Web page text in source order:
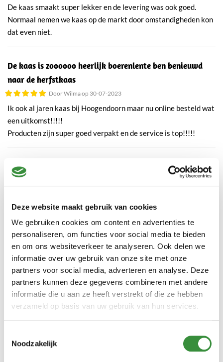
Deze website maakt gebruik van cookies
We gebruiken cookies om content en advertenties te
personaliseren, om functies voor social media te bieden
en om ons websiteverkeer te analyseren. Ook delen we
informatie over uw gebruik van onze site met onze
partners voor social media, adverteren en analyse. Deze
partners kunnen deze gegevens combineren met andere
informatie die u aan ze heeft verstrekt of die ze hebben
verzameld op basis van uw gebruik van hun services.
Noodzakelijk
De kaas smaakt super lekker en de levering was ook goed.
Normaal nemen we kaas op de markt door omstandigheden kon
dat even niet.
De kaas is zoooooo heerlijk boerenlente ben benieuwd
naar de herfstkaas
Door Wilma op 30-07-2023
Ik ook al jaren kaas bij Hoogendoorn maar nu online besteld wat
een uitkomst!!!!!
Producten zijn super goed verpakt en de service is top!!!!!
Heerlijk en romig!
vuistje!
Heel lekker perfect
Door Annet op 25-06-2023
Verschillende kaas besteld maar iedere week zeker de
lentekaas erbij deze is zo heerlijk
Deze smaakt echt heerlijk met alles, je blijft er van eten ! !